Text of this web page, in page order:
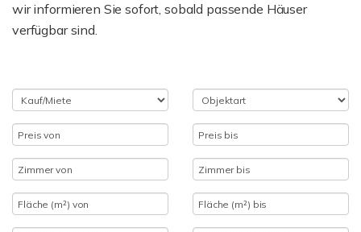
wir informieren Sie sofort, sobald passende Häuser
verfügbar sind.